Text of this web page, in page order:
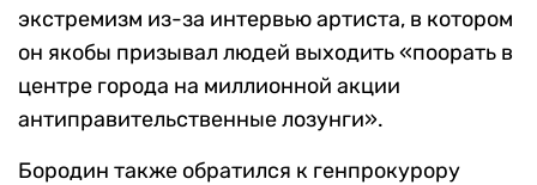
экстремизм из-за интервью артиста, в котором
он якобы призывал людей выходить «поорать в
центре города на миллионной акции
антиправительственные лозунги».
Бородин также обратился к генпрокурору